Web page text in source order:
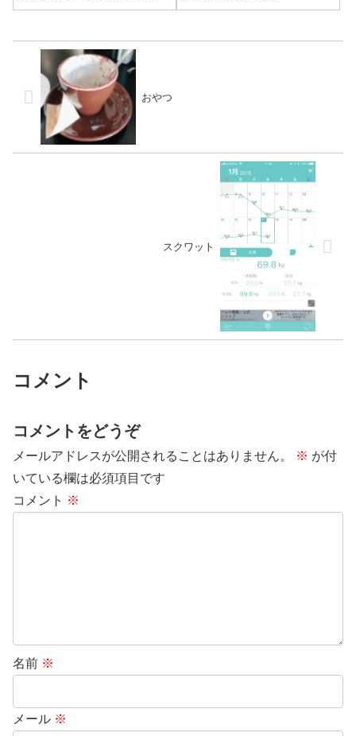
おやつ
スクワット
コメント
コメントをどうぞ
メールアドレスが公開されることはありません。 ※ が付
いている欄は必須項目です
コメント ※
名前 ※
メール ※